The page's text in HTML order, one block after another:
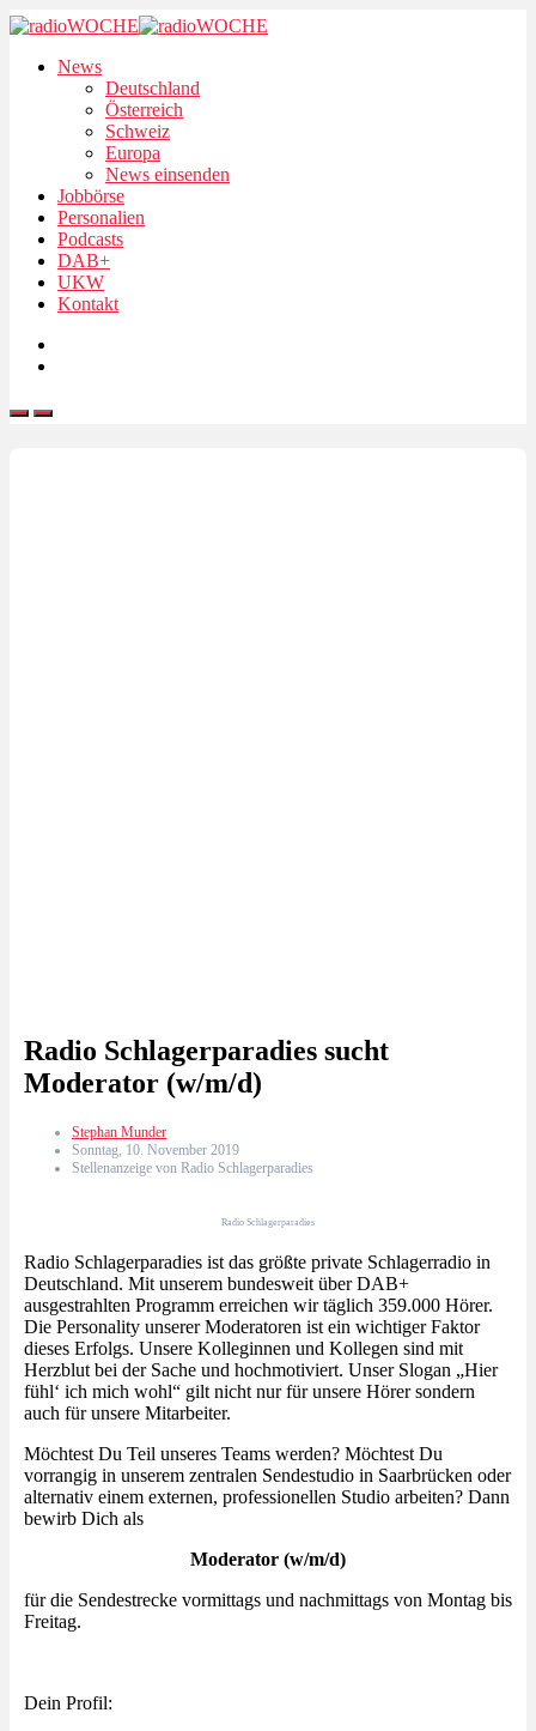
News
Deutschland
Österreich
Schweiz
Europa
News einsenden
Jobbörse
Personalien
Podcasts
DAB+
UKW
Kontakt
Radio Schlagerparadies sucht
Moderator (w/m/d)
Stephan Munder
Sonntag, 10. November 2019
Stellenanzeige von Radio Schlagerparadies
Radio Schlagerparadies
Radio Schlagerparadies ist das größte private Schlagerradio in
Deutschland. Mit unserem bundesweit über DAB+
ausgestrahlten Programm erreichen wir täglich 359.000 Hörer.
Die Personality unserer Moderatoren ist ein wichtiger Faktor
dieses Erfolgs. Unsere Kolleginnen und Kollegen sind mit
Herzblut bei der Sache und hochmotiviert. Unser Slogan „Hier
fühl‘ ich mich wohl“ gilt nicht nur für unsere Hörer sondern
auch für unsere Mitarbeiter.
Möchtest Du Teil unseres Teams werden? Möchtest Du
vorrangig in unserem zentralen Sendestudio in Saarbrücken oder
alternativ einem externen, professionellen Studio arbeiten? Dann
bewirb Dich als
Moderator (w/m/d)
für die Sendestrecke vormittags und nachmittags von Montag bis
Freitag.
Dein Profil: